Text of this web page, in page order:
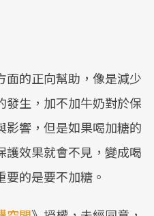
面的正向幫助，像是減少
發生，加不加牛奶對於保
影響，但是如果喝加糖的
護效果就會不見，變成喝
的是要不加糖。